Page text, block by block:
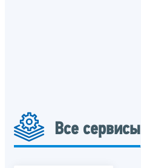
Все сервисы